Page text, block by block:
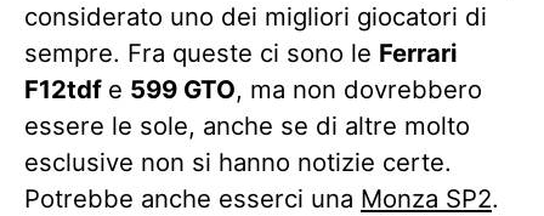
considerato uno dei migliori giocatori di
sempre. Fra queste ci sono le Ferrari
F12tdf e 599 GTO, ma non dovrebbero
essere le sole, anche se di altre molto
esclusive non si hanno notizie certe.
Potrebbe anche esserci una Monza SP2.